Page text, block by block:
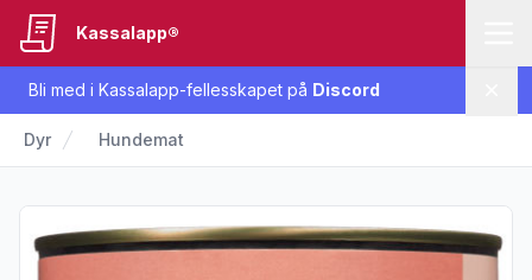
Bli med i Kassalapp-fellesskapet på Discord
Kassalapp®
Dyr Hundemat